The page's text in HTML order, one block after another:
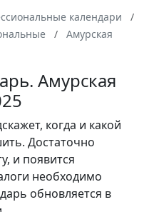
календари
Амурская
Амурская
когда и какой
Достаточно
и появится
необходимо
обновляется в